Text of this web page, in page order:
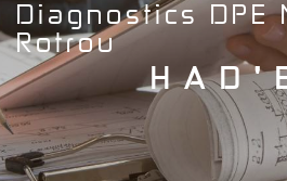
diagnostics DPE Nogent-le-
Rotrou